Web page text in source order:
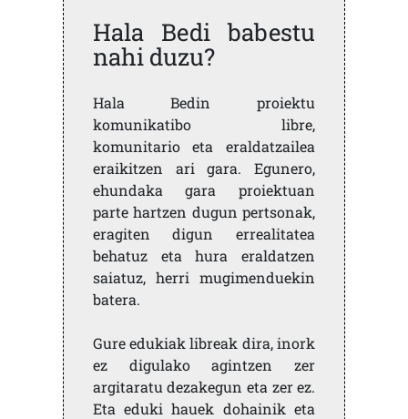
Hala Bedi babestu
nahi duzu?
Hala Bedin proiektu
komunikatibo libre,
komunitario eta eraldatzailea
eraikitzen ari gara. Egunero,
ehundaka gara proiektuan
parte hartzen dugun pertsonak,
eragiten digun errealitatea
behatuz eta hura eraldatzen
saiatuz, herri mugimenduekin
batera.
Gure edukiak libreak dira, inork
ez digulako agintzen zer
argitaratu dezakegun eta zer ez.
Eta eduki hauek dohainik eta